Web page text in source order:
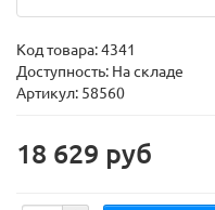
Код товара:4341
Доступность: На складе
Артикул: 58560
18 629 руб